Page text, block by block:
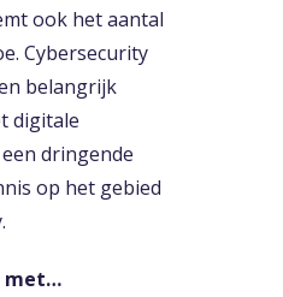
ook het aantal
Cybersecurity
belangrijk
digitale
dringende
op het gebied
met…